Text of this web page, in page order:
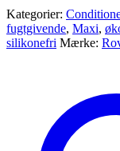
Kategorier:
fugtgivende, Maxi,
silikonefri Mærke: